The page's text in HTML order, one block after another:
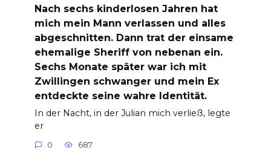
Nach sechs kinderlosen Jahren hat
mich mein Mann verlassen und alles
abgeschnitten. Dann trat der einsame
ehemalige Sheriff von nebenan ein.
Sechs Monate später war ich mit
Zwillingen schwanger und mein Ex
entdeckte seine wahre Identität.
In der Nacht, in der Julian mich verließ, legte
er
0 687